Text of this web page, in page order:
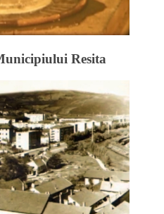
Resita